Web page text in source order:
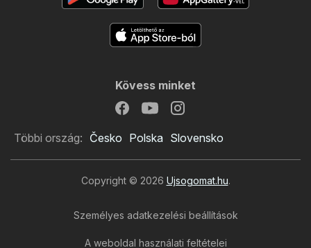
Kövess minket
Többi ország: Česko Polska Slovensko
Copyright © 2026 Ujsogomat.hu.
Személyes adatkezelési beállítások
A weboldal használati feltételei